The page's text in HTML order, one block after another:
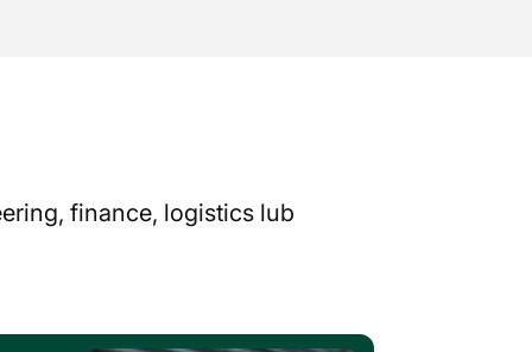
finance, logistics lub